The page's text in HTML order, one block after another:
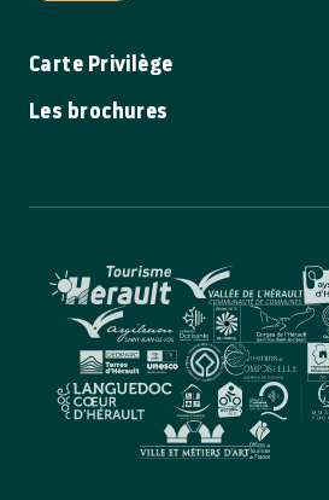
Carte Privilège
Les brochures